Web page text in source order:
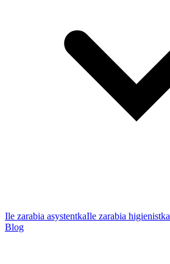
Ile zarabia asystentkaIle zarabia higienistka
Blog